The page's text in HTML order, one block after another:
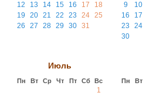
12
13 14 15 16 17
18
19
20 21 22 23 24 25
26
27 28 29 30 31
9
10
16
17
23
24
30
Июль
Пн Вт Ср Чт Пт Сб Вс
1
Пн Вт